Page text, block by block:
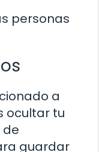
personas
a
ocultar tu
de
guardar